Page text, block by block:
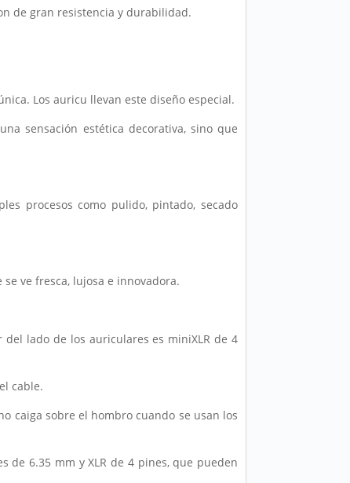
de gran resistencia y durabilidad.
Los auricu llevan este diseño especial.
sensación estética decorativa, sino que
procesos como pulido, pintado, secado
ve fresca, lujosa e innovadora.
lado de los auriculares es miniXLR de 4
cable.
caiga sobre el hombro cuando se usan los
de 6.35 mm y XLR de 4 pines, que pueden